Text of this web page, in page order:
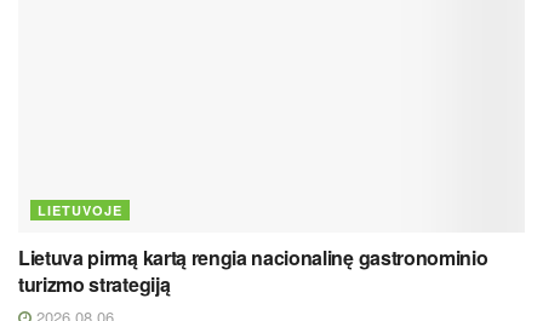
LIETUVOJE
Lietuva pirmą kartą rengia nacionalinę gastronominio
turizmo strategiją
2026 08 06